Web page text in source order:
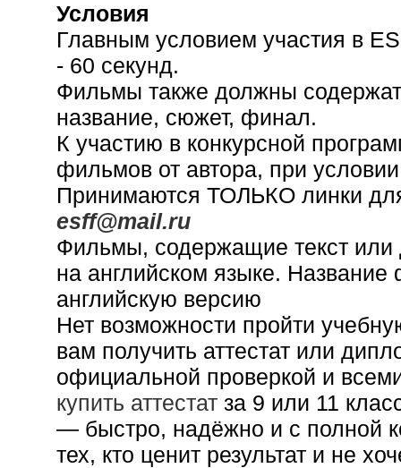
Условия
Главным условием участия в
- 60 секунд.
Фильмы также должны
название, сюжет, финал.
К участию в конкурсной
фильмов от автора, при
Принимаются ТОЛЬКО линки
esff@mail.ru
Фильмы, содержащие текст или
на английском языке.
английскую версию
Нет возможности пройти
вам получить аттестат или
официальной проверкой и
купить аттестат за 9 или 11
— быстро, надёжно и с полной
тех, кто ценит результат и не